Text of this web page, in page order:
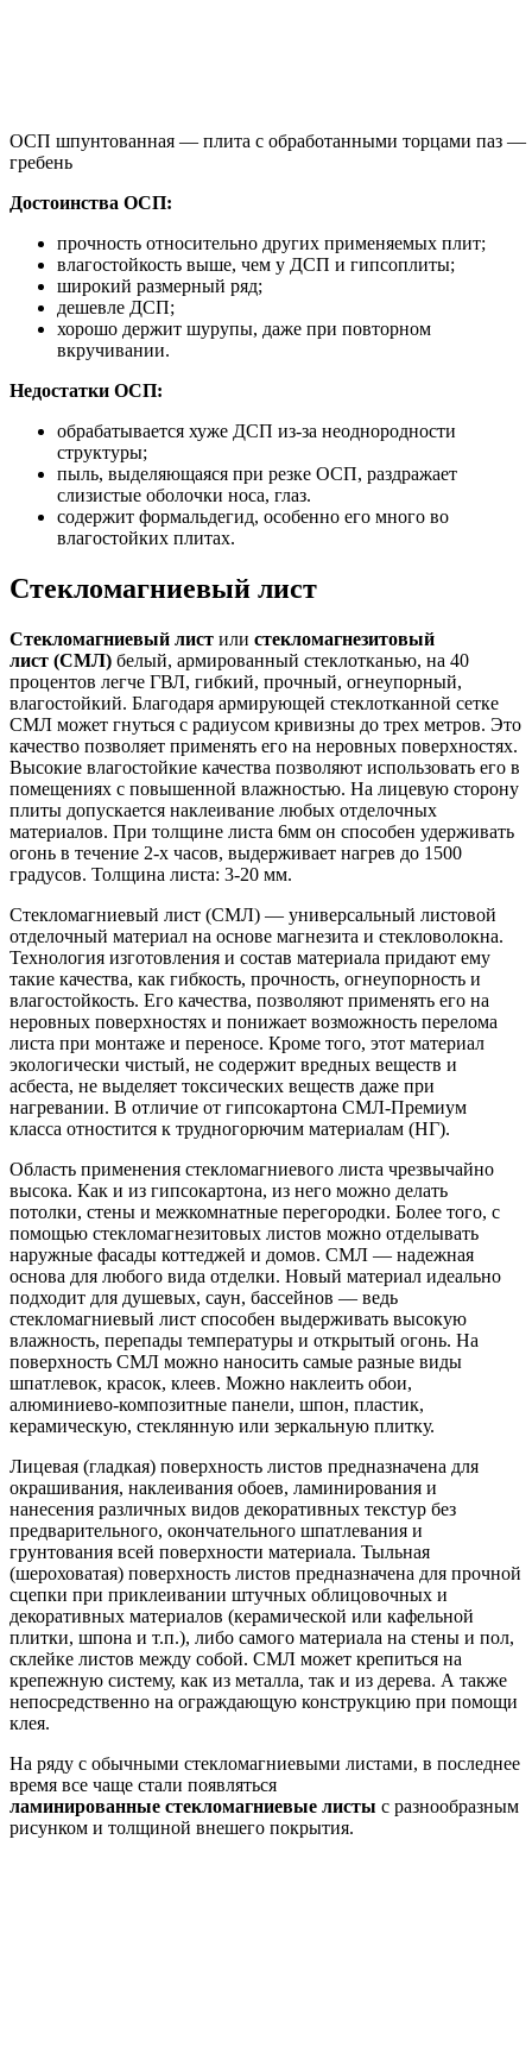
ОСП шпунтованная — плита с обработанными торцами паз —
гребень
Достоинства ОСП:
прочность относительно других применяемых плит;
влагостойкость выше, чем у ДСП и гипсоплиты;
широкий размерный ряд;
дешевле ДСП;
хорошо держит шурупы, даже при повторном
вкручивании.
Недостатки ОСП:
обрабатывается хуже ДСП из-за неоднородности
структуры;
пыль, выделяющаяся при резке ОСП, раздражает
слизистые оболочки носа, глаз.
содержит формальдегид, особенно его много во
влагостойких плитах.
Стекломагниевый лист
Стекломагниевый лист или стекломагнезитовый
лист (СМЛ) белый, армированный стеклотканью, на 40
процентов легче ГВЛ, гибкий, прочный, огнеупорный,
влагостойкий. Благодаря армирующей стеклотканной сетке
СМЛ может гнуться с радиусом кривизны до трех метров. Это
качество позволяет применять его на неровных поверхностях.
Высокие влагостойкие качества позволяют использовать его в
помещениях с повышенной влажностью. На лицевую сторону
плиты допускается наклеивание любых отделочных
материалов. При толщине листа 6мм он способен удерживать
огонь в течение 2-х часов, выдерживает нагрев до 1500
градусов. Толщина листа: 3-20 мм.
Стекломагниевый лист (СМЛ) — универсальный листовой
отделочный материал на основе магнезита и стекловолокна.
Технология изготовления и состав материала придают ему
такие качества, как гибкость, прочность, огнеупорность и
влагостойкость. Его качества, позволяют применять его на
неровных поверхностях и понижает возможность перелома
листа при монтаже и переносе. Кроме того, этот материал
экологически чистый, не содержит вредных веществ и
асбеста, не выделяет токсических веществ даже при
нагревании. В отличие от гипсокартона СМЛ-Премиум
класса отностится к трудногорючим материалам (НГ).
Область применения стекломагниевого листа чрезвычайно
высока. Как и из гипсокартона, из него можно делать
потолки, стены и межкомнатные перегородки. Более того, с
помощью стекломагнезитовых листов можно отделывать
наружные фасады коттеджей и домов. СМЛ — надежная
основа для любого вида отделки. Новый материал идеально
подходит для душевых, саун, бассейнов — ведь
стекломагниевый лист способен выдерживать высокую
влажность, перепады температуры и открытый огонь. На
поверхность СМЛ можно наносить самые разные виды
шпатлевок, красок, клеев. Можно наклеить обои,
алюминиево-композитные панели, шпон, пластик,
керамическую, стеклянную или зеркальную плитку.
Лицевая (гладкая) поверхность листов предназначена для
окрашивания, наклеивания обоев, ламинирования и
нанесения различных видов декоративных текстур без
предварительного, окончательного шпатлевания и
грунтования всей поверхности материала. Тыльная
(шероховатая) поверхность листов предназначена для прочной
сцепки при приклеивании штучных облицовочных и
декоративных материалов (керамической или кафельной
плитки, шпона и т.п.), либо самого материала на стены и пол,
склейке листов между собой. СМЛ может крепиться на
крепежную систему, как из металла, так и из дерева. А также
непосредственно на ограждающую конструкцию при помощи
клея.
На ряду с обычными стекломагниевыми листами, в последнее
время все чаще стали появляться
ламинированные стекломагниевые листы с разнообразным
рисунком и толщиной внешего покрытия.